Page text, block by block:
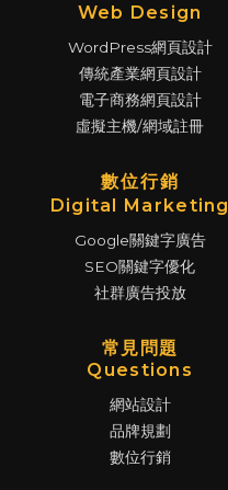
Web Design
WordPress網頁設計
傳統產業網頁設計
電子商務網頁設計
虛擬主機/網域註冊
數位行銷
Digital Marketing
Google關鍵字廣告
SEO關鍵字優化
社群廣告投放
常見問題
Questions
網站設計
品牌規劃
數位行銷